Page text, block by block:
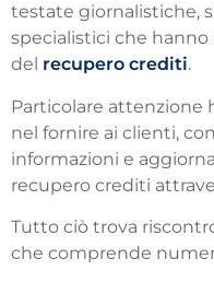
testate giornalistiche,
specialistici che
del recupero crediti.
Particolare attenzione
nel fornire ai clienti,
informazioni e
recupero crediti
Tutto ciò trova
che comprende